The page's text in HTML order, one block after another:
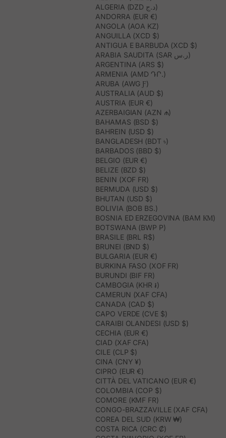
ALGERIA (DZD د.ج)
ANDORRA (EUR €)
ANGOLA (AOA KZ)
ANGUILLA (XCD $)
ANTIGUA E BARBUDA (XCD $)
ARABIA SAUDITA (SAR ر.س)
ARGENTINA (ARS $)
ARMENIA (AMD ԴՐ.)
ARUBA (AWG Ƒ)
AUSTRALIA (AUD $)
AUSTRIA (EUR €)
AZERBAIGIAN (AZN ₼)
BAHAMAS (BSD $)
BAHREIN (USD $)
BANGLADESH (BDT ৳)
BARBADOS (BBD $)
BELGIO (EUR €)
BELIZE (BZD $)
BENIN (XOF FR)
BERMUDA (USD $)
BHUTAN (USD $)
BOLIVIA (BOB BS.)
BOSNIA ED ERZEGOVINA (BAM КМ)
BOTSWANA (BWP P)
BRASILE (BRL R$)
BRUNEI (BND $)
BULGARIA (EUR €)
BURKINA FASO (XOF FR)
BURUNDI (BIF FR)
CAMBOGIA (KHR ៛)
CAMERUN (XAF CFA)
CANADA (CAD $)
CAPO VERDE (CVE $)
CARAIBI OLANDESI (USD $)
CECHIA (EUR €)
CIAD (XAF CFA)
CILE (CLP $)
CINA (CNY ¥)
CIPRO (EUR €)
CITTÀ DEL VATICANO (EUR €)
COLOMBIA (COP $)
COMORE (KMF FR)
CONGO-BRAZZAVILLE (XAF CFA)
COREA DEL SUD (KRW ₩)
COSTA RICA (CRC ₡)